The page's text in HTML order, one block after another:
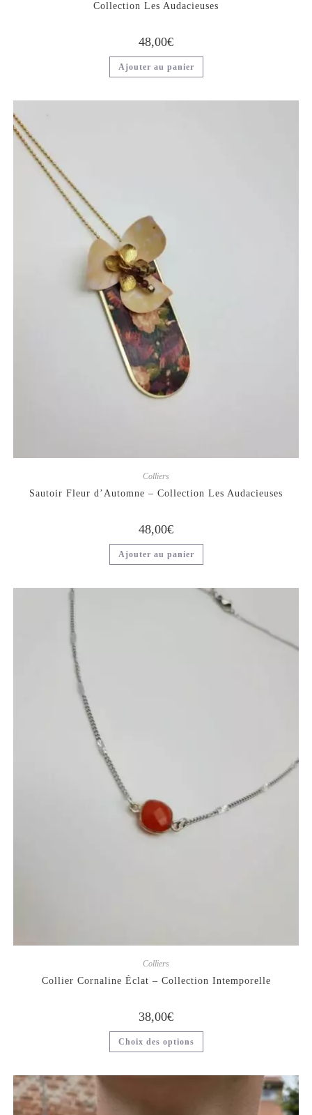
Collection Les Audacieuses
48,00€
Ajouter au panier
Colliers
Sautoir Fleur d’Automne – Collection Les Audacieuses
48,00€
Ajouter au panier
Colliers
Collier Cornaline Éclat – Collection Intemporelle
38,00€
Choix des options